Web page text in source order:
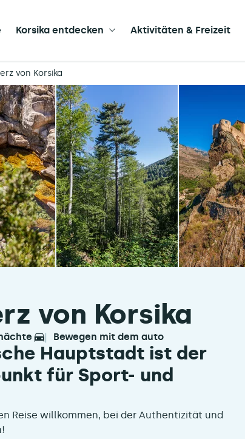
Korsika entdecken Aktivitäten & Freizeit
von Korsika
von Korsika
bewegen mit dem auto
Hauptstadt ist der
für Sport- und
Reise willkommen, bei der Authentizität und